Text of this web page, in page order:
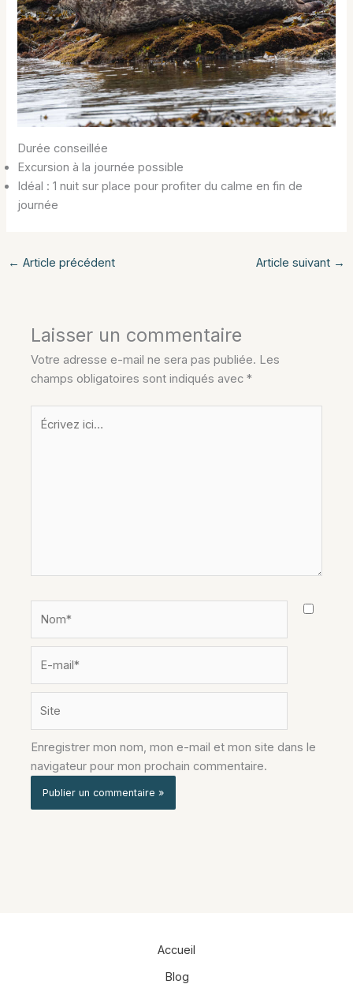
Durée conseillée
Excursion à la journée possible
Idéal : 1 nuit sur place pour profiter du calme en fin de
journée
← Article précédent Article suivant →
Laisser un commentaire
Votre adresse e-mail ne sera pas publiée. Les
champs obligatoires sont indiqués avec*
Écrivez
ici…
mail*
Enregistrer mon nom, mon e-mail et mon site dans le
navigateur pour mon prochain commentaire.
Accueil
Blog